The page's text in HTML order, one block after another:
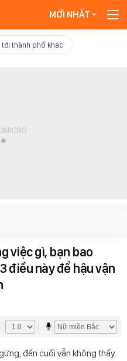
MỚI NHẤT
thành phố khác
việc gì, bạn bao
điều này để hậu vận
đến cuối vẫn không thấy